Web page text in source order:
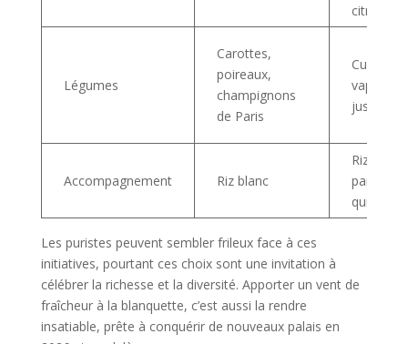
citron
Légumes
Carottes,
poireaux,
champignons
de Paris
Cuisson
vapeur et
juste
Accompagnement Riz blanc
Riz thaï
parfumé
quinoa
Les puristes peuvent sembler frileux face à ces
initiatives, pourtant ces choix sont une invitation à
célébrer la richesse et la diversité. Apporter un vent de
fraîcheur à la blanquette, c’est aussi la rendre
insatiable, prête à conquérir de nouveaux palais en